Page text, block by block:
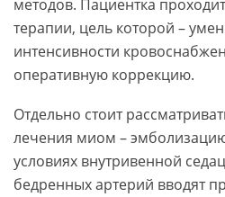
методов. Пациентка
терапии, цель которой –
интенсивности
оперативную коррекцию.
Отдельно стоит
лечения миом –
условиях внутривенной
бедренных артерий вводят